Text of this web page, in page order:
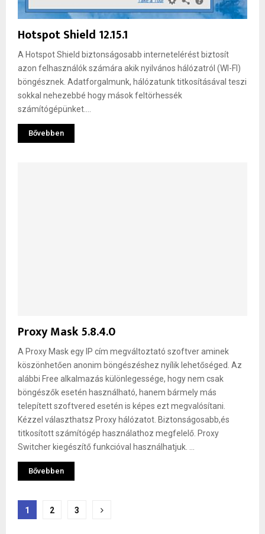
Hotspot Shield 12.15.1
A Hotspot Shield biztonságosabb internetelérést biztosít
azon felhasználók számára akik nyilvános hálózatról (WI-FI)
böngésznek. Adatforgalmunk, hálózatunk titkosításával teszi
sokkal nehezebbé hogy mások feltörhessék
számítógépünket....
Bővebben
Proxy Mask 5.8.4.0
A Proxy Mask egy IP cím megváltoztató szoftver aminek
köszönhetően anonim böngészéshez nyílik lehetőséged. Az
alábbi Free alkalmazás különlegessége, hogy nem csak
böngészők esetén használható, hanem bármely más
telepített szoftvered esetén is képes ezt megvalósítani.
Kézzel választhatsz Proxy hálózatot. Biztonságosabb,és
titkosított számítógép használathoz megfelelő. Proxy
Switcher kiegészítő funkcióval használhatjuk. ...
Bővebben
Bejegyzések
1 2 3